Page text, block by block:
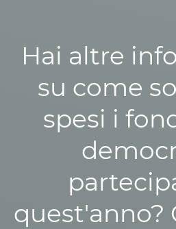
Hai altre
su come
spesi i
quest'anno?